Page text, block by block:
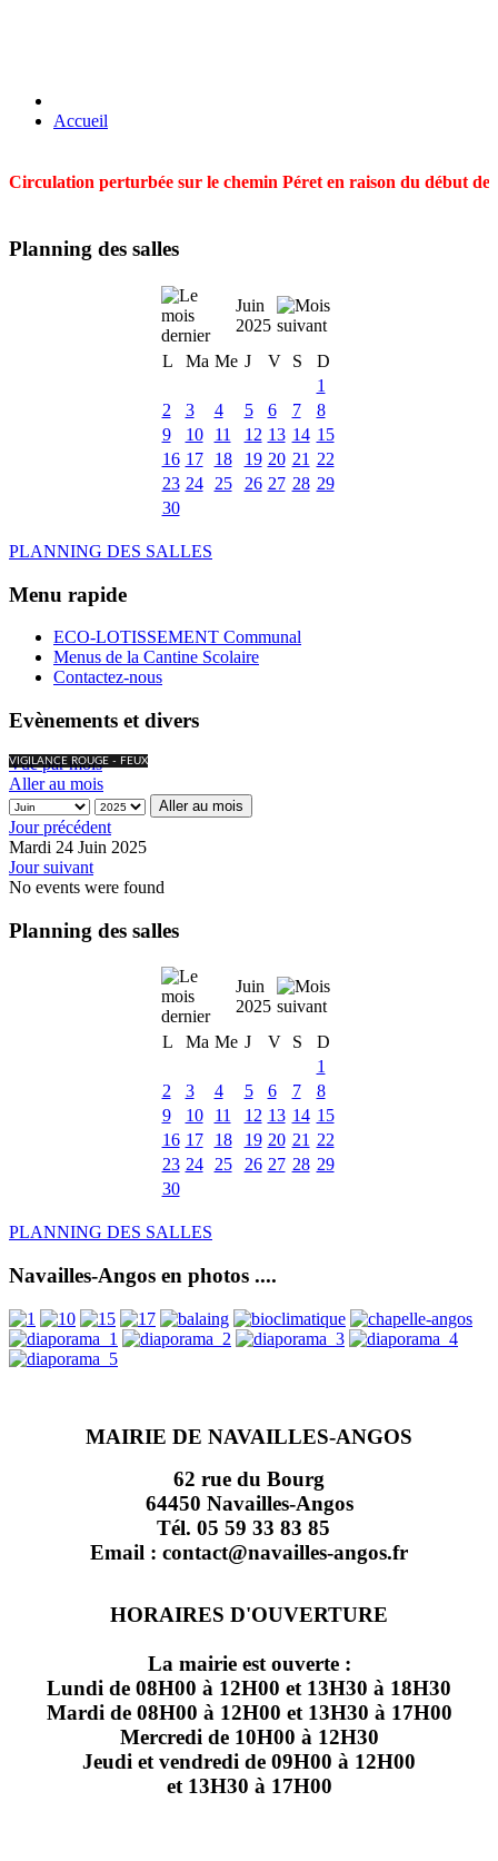
Accueil
Circulation perturbée sur le chemin Péret en raison du début
Planning des salles
Juin
2025
L
Ma Me J V S
D
1
2
3 4 5 6 7
8
9
10 11 12 13 14 15
16 17 18 19 20 21 22
23 24 25 26 27 28 29
30
PLANNING DES SALLES
Menu rapide
ECO-LOTISSEMENT Communal
Menus de la Cantine Scolaire
Contactez-nous
Evènements et divers
VIGILANCE ROUGE - FEUX
Vue par mois
Aller au mois
Aller au mois
Jour précédent
Mardi 24 Juin 2025
Jour suivant
No events were found
Planning des salles
Juin
2025
L
Ma Me J V S
D
1
2
3 4 5 6 7
8
9
10 11 12 13 14 15
16 17 18 19 20 21 22
23 24 25 26 27 28 29
30
PLANNING DES SALLES
Navailles-Angos en photos ....
MAIRIE DE NAVAILLES-ANGOS
62 rue du Bourg
64450 Navailles-Angos
Tél. 05 59 33 83 85
Email : contact@navailles-angos.fr
HORAIRES D'OUVERTURE
La mairie est ouverte :
Lundi de 08H00 à 12H00 et 13H30 à 18H30
Mardi de 08H00 à 12H00 et 13H30 à 17H00
Mercredi de 10H00 à 12H30
Jeudi et vendredi de 09H00 à 12H00
et 13H30 à 17H00